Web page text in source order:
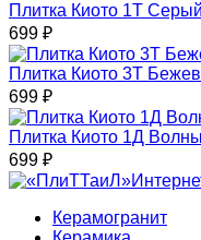
Плитка Киото 1Т
699 ₽
Плитка Киото 3Т
699 ₽
Плитка Киото 1Д
699 ₽
Керамогранит